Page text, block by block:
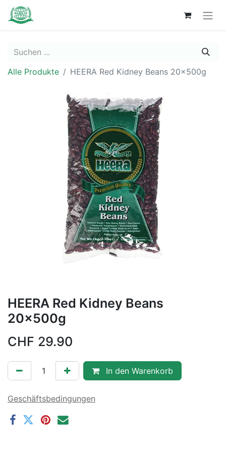
Alle Produkte HEERA Red Kidney Beans 20x500g
HEERA Red Kidney Beans
20x500g
CHF 29.90
In den Warenkorb
Geschäftsbedingungen